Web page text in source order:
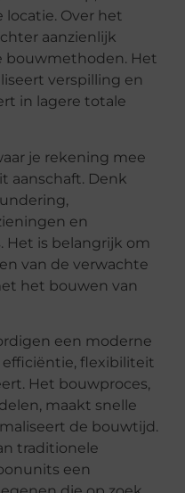
Over het
aanzienlijk
bouwmethoden. Het
verspilling en
in lagere totale
je rekening mee
aanschaft. Denk
en
Het is belangrijk om
van de verwachte
het bouwen van
een moderne
flexibiliteit
Het bouwproces,
maakt snelle
de bouwtijd.
traditionele
een